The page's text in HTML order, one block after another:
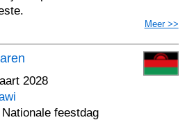
Meer >>
2028
feestdag